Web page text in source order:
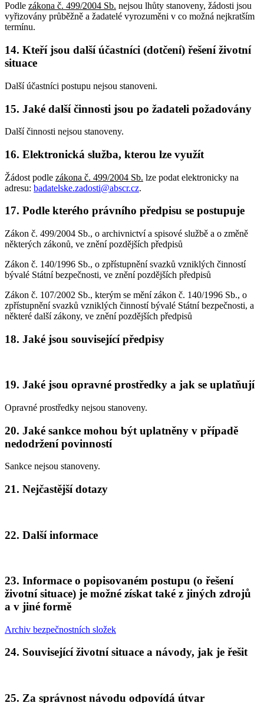
Podle zákona č. 499/2004 Sb. nejsou lhůty stanoveny, žádosti jsou
vyřizovány průběžně a žadatelé vyrozuměni v co možná nejkratším
termínu.
14. Kteří jsou další účastníci (dotčení) řešení životní
situace
Další účastníci postupu nejsou stanoveni.
15. Jaké další činnosti jsou po žadateli požadovány
Další činnosti nejsou stanoveny.
16. Elektronická služba, kterou lze využít
Žádost podle zákona č. 499/2004 Sb. lze podat elektronicky na
adresu: badatelske.zadosti@abscr.cz.
17. Podle kterého právního předpisu se postupuje
Zákon č. 499/2004 Sb., o archivnictví a spisové službě a o změně
některých zákonů, ve znění pozdějších předpisů
Zákon č. 140/1996 Sb., o zpřístupnění svazků vzniklých činností
bývalé Státní bezpečnosti, ve znění pozdějších předpisů
Zákon č. 107/2002 Sb., kterým se mění zákon č. 140/1996 Sb., o
zpřístupnění svazků vzniklých činností bývalé Státní bezpečnosti, a
některé další zákony, ve znění pozdějších předpisů
18. Jaké jsou související předpisy
19. Jaké jsou opravné prostředky a jak se uplatňují
Opravné prostředky nejsou stanoveny.
20. Jaké sankce mohou být uplatněny v případě
nedodržení povinností
Sankce nejsou stanoveny.
21. Nejčastější dotazy
22. Další informace
23. Informace o popisovaném postupu (o řešení
životní situace) je možné získat také z jiných zdrojů
a v jiné formě
Archiv bezpečnostních složek
24. Související životní situace a návody, jak je řešit
25. Za správnost návodu odpovídá útvar